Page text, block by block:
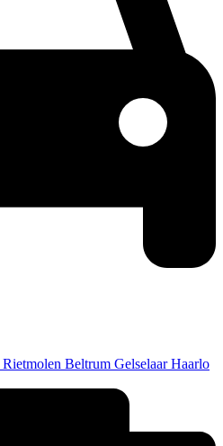
Rietmolen Beltrum GelselaarHaarlo